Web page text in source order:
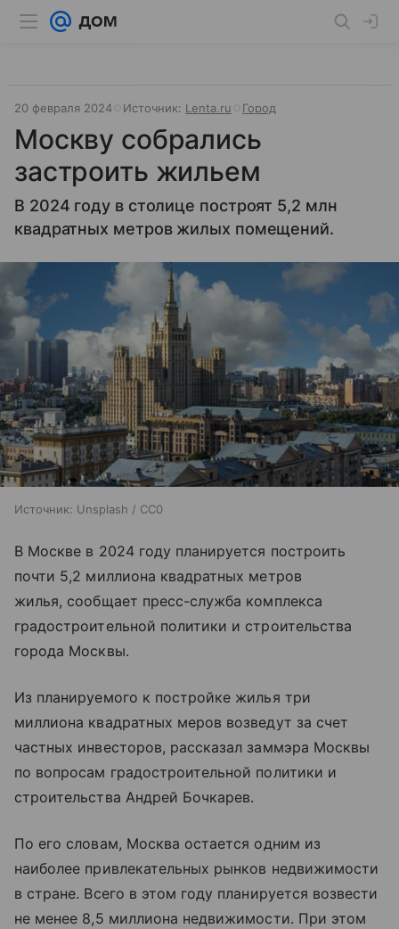
20 февраля 2024 Источник: Lenta.ru Город
Москву собрались
застроить жильем
В 2024 году в столице построят 5,2 млн
квадратных метров жилых помещений.
Источник: Unsplash / CC0
В Москве в 2024 году планируется построить
почти 5,2 миллиона квадратных метров
жилья, сообщает пресс-служба комплекса
градостроительной политики и строительства
города Москвы.
Из планируемого к постройке жилья три
миллиона квадратных меров возведут за счет
частных инвесторов, рассказал заммэра Москвы
по вопросам градостроительной политики и
строительства Андрей Бочкарев.
По его словам, Москва остается одним из
наиболее привлекательных рынков недвижимости
в стране. Всего в этом году планируется возвести
не менее 8,5 миллиона недвижимости. При этом